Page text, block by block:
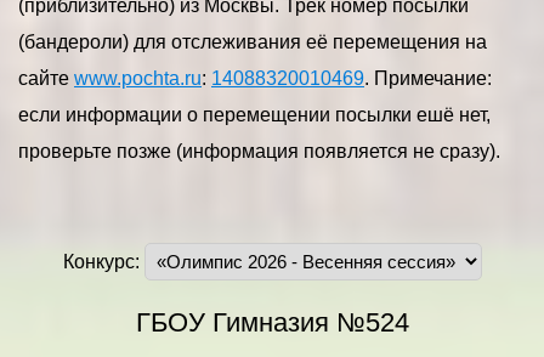
(приблизительно) из Москвы. Трек номер посылки
(бандероли) для отслеживания её перемещения на
сайте www.pochta.ru: 14088320010469. Примечание:
если информации о перемещении посылки ешё нет,
проверьте позже (информация появляется не сразу).
Конкурс:
ГБОУ Гимназия №524